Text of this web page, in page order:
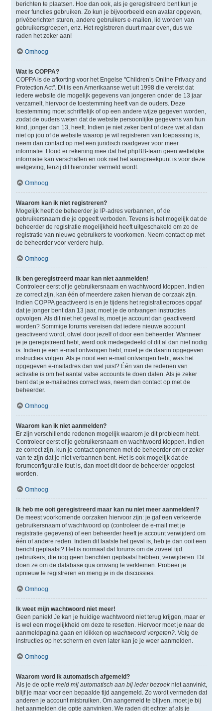
berichten te plaatsen. Hoe dan ook, als je geregistreerd bent kun je
meer functies gebruiken. Zo kun je bijvoorbeeld een avatar opgeven,
privéberichten sturen, andere gebruikers e-mailen, lid worden van
gebruikersgroepen, enz. Het registreren duurt maar even, dus we
raden het zeker aan!
Omhoog
Wat is COPPA?
COPPA is de afkorting voor het Engelse "Children’s Online Privacy and
Protection Act". Dit is een Amerikaanse wet uit 1998 die vereist dat
iedere website die mogelijk gegevens van jongeren onder de 13 jaar
verzamelt, hiervoor de toestemming heeft van de ouders. Deze
toestemming moet schriftelijk of op een andere wijze gegeven worden,
zodat de ouders weten dat de website persoonlijke gegevens van hun
kind, jonger dan 13, heeft. Indien je niet zeker bent of deze wet al dan
niet op jou of de website waarop je wil registreren van toepassing is,
neem dan contact op met een juridisch raadgever voor meer
informatie. Houd er rekening mee dat het phpBB-team geen wettelijke
informatie kan verschaffen en ook niet het aanspreekpunt is voor deze
wetgeving, tenzij dit hieronder vermeld wordt.
Omhoog
Waarom kan ik niet registreren?
Mogelijk heeft de beheerder je IP-adres verbannen, of de
gebruikersnaam die je opgeeft verboden. Tevens is het mogelijk dat de
beheerder de registratie mogelijkheid heeft uitgeschakeld om zo de
registratie van nieuwe gebruikers te voorkomen. Neem contact op met
de beheerder voor verdere hulp.
Omhoog
Ik ben geregistreerd maar kan niet aanmelden!
Controleer eerst of je gebruikersnaam en wachtwoord kloppen. Indien
ze correct zijn, kan één of meerdere zaken hiervan de oorzaak zijn.
Indien COPPA geactiveerd is en je tijdens het registratieproces opgaf
dat je jonger bent dan 13 jaar, moet je de ontvangen instructies
opvolgen. Als dit niet het geval is, moet je account dan geactiveerd
worden? Sommige forums vereisen dat iedere nieuwe account
geactiveerd wordt, ofwel door jezelf of door een beheerder. Wanneer
je je geregistreerd hebt, werd ook medegedeeld of dit al dan niet nodig
is. Indien je een e-mail ontvangen hebt, moet je de daarin opgegeven
instructies volgen. Als je nooit een e-mail ontvangen hebt, was het
opgegeven e-mailadres dan wel juist? Één van de redenen van
activatie is om het aantal valse accounts te doen dalen. Als je zeker
bent dat je e-mailadres correct was, neem dan contact op met de
beheerder.
Omhoog
Waarom kan ik niet aanmelden?
Er zijn verschillende redenen mogelijk waarom je dit probleem hebt.
Controleer eerst of je gebruikersnaam en wachtwoord kloppen. Indien
ze correct zijn, kun je contact opnemen met de beheerder om er zeker
van te zijn dat je niet verbannen bent. Het is ook mogelijk dat de
forumconfiguratie fout is, dan moet dit door de beheerder opgelost
worden.
Omhoog
Ik heb me ooit geregistreerd maar kan nu niet meer aanmelden!?
De meest voorkomende oorzaken hiervoor zijn: je gaf een verkeerde
gebruikersnaam of wachtwoord op (controleer de e-mail met je
registratie gegevens) of een beheerder heeft je account verwijderd om
één of andere reden. Indien dit laatste het geval is, heb je dan ooit een
bericht geplaatst? Het is normaal dat forums om de zoveel tijd
gebruikers, die nog geen berichten geplaatst hebben, verwijderen. Dit
doen ze om de database qua omvang te verkleinen. Probeer je
opnieuw te registreren en meng je in de discussies.
Omhoog
Ik weet mijn wachtwoord niet meer!
Geen paniek! Je kan je huidige wachtwoord niet terug krijgen, maar er
is wel een mogelijkheid om deze te resetten. Hiervoor moet je naar de
aanmeldpagina gaan en klikken op wachtwoord vergeten?. Volg de
instructies op het scherm en even later kan je je weer aanmelden.
Omhoog
Waarom word ik automatisch afgemeld?
Als je de optie meld mij automatisch aan bij ieder bezoekniet aanvinkt,
blijf je maar voor een bepaalde tijd aangemeld. Zo wordt vermeden dat
anderen je account misbruiken. Om aangemeld te blijven, moet je bij
het aanmelden die optie aanvinken. We raden dit echter af als je